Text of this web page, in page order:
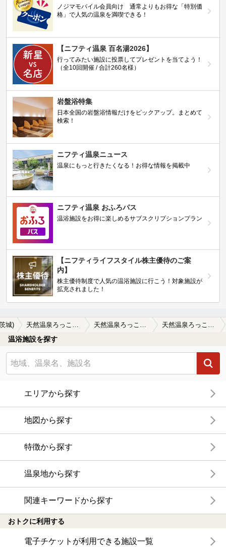
ノジマモバイル会員向け 通常よりもお得な「特別価
格」で人気の温泉を満喫できる！
【ニフティ温泉 百名湯2026】
行ってみたい施設に投票してプレゼントを当てよう！
（全10回開催 / 合計260名様）
岩盤浴特集
日本全国の岩盤浴情報だけをピックアップ。まとめて
検索！
ニフティ温泉ニュース
温泉にもっと行きたくなる！お得な情報を掲載中
ニフティ温泉 おふろパス
温浴施設をお得に楽しめるサブスクリプションプラン
【ニフティライフスタイル株主優待のご案
内】
株主優待制度で人気の温浴施設に行こう！対象施設が
拡充されました！
城)
温浴施設を探す
エリアから探す
地図から探す
特徴から探す
温泉地から探す
関連キーワードから探す
おトクに利用する
電子チケットが利用できる施設一覧